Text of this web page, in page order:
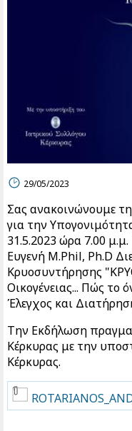
29/05/2023
Σας ανακοινώνουμε
για την
31.5.2023 ώρα 7.00
Ευγενή M.Phil, Ph.D
Κρυοσυντήρησης
Οικογένειας... Πώς το
Έλεγχος και
Την Εκδήλωση
Κέρκυρας με την
Κέρκυρας.